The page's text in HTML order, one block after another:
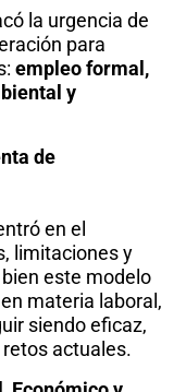
la urgencia de
para
empleo formal,
y
de
en el
limitaciones y
este modelo
materia laboral,
siendo eficaz,
actuales.